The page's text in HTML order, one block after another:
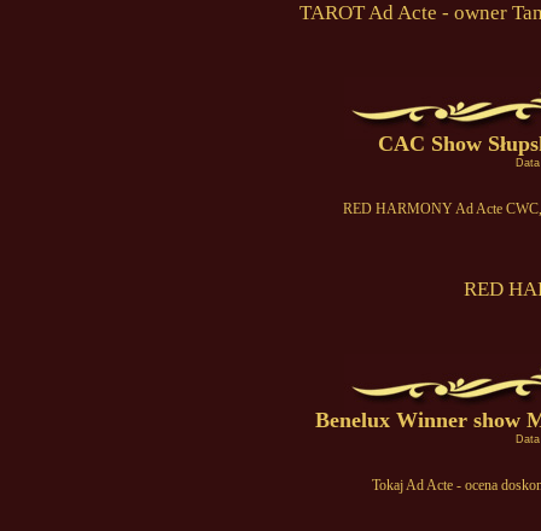
TAROT Ad Acte - owner
CAC Show
RED HARMONY Ad Acte CWC,
RED
Benelux Winner show
Tokaj Ad Acte - ocena